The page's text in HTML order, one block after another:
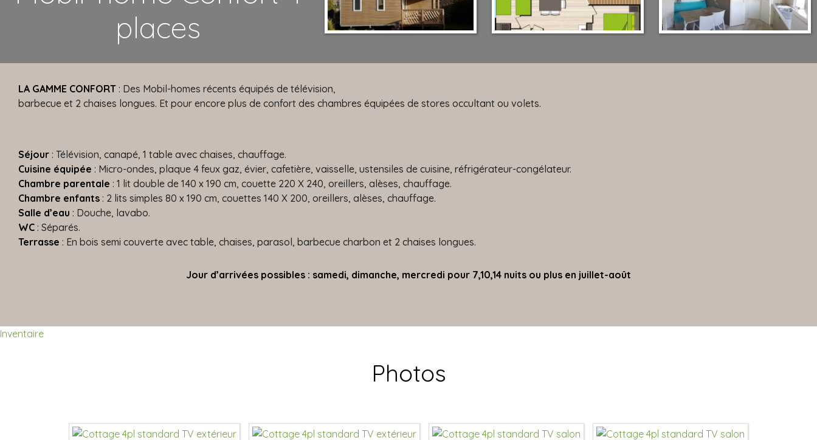
places
LA GAMME CONFORT : Des Mobil-homes récents équipés de télévision,
barbecue et 2 chaises longues. Et pour encore plus de confort des chambres équipées de stores occultant ou volets.
Séjour : Télévision, canapé, 1 table avec chaises, chauffage.
Cuisine équipée : Micro-ondes, plaque 4 feux gaz, évier, cafetière, vaisselle, ustensiles de cuisine, réfrigérateur-congélateur.
Chambre parentale : 1 lit double de 140 x 190 cm, couette 220 X 240, oreillers, alèses, chauffage.
Chambre enfants : 2 lits simples 80 x 190 cm, couettes 140 X 200, oreillers, alèses, chauffage.
Salle d’eau : Douche, lavabo.
WC : Séparés.
Terrasse : En bois semi couverte avec table, chaises, parasol, barbecue charbon et 2 chaises longues.
Jour d’arrivées possibles : samedi, dimanche, mercredi pour 7,10,14 nuits ou plus en juillet-août
Inventaire
Photos